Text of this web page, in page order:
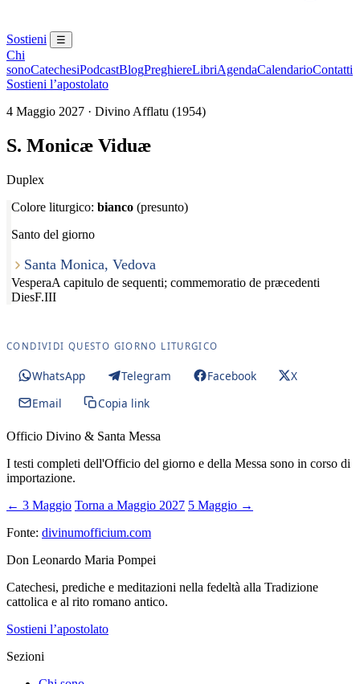
Sostieni ☰
Chi
sonoCatechesiPodcastBlogPreghiereLibriAgendaCalendarioContatti
Sostieni l’apostolato
4 Maggio 2027 · Divino Afflatu (1954)
S. Monicæ Viduæ
Duplex
Colore liturgico: bianco (presunto)
Santo del giorno
Santa Monica, Vedova
VesperaA capitulo de sequenti; commemoratio de præcedenti
DiesF.III
CONDIVIDI QUESTO GIORNO LITURGICO
WhatsApp Telegram Facebook
X
Email
Copia link
Officio Divino & Santa Messa
I testi completi dell'Officio del giorno e della Messa sono in corso di
importazione.
← 3 Maggio Torna a Maggio 2027 5 Maggio →
Fonte: divinumofficium.com
Don Leonardo Maria Pompei
Catechesi, prediche e meditazioni nella fedeltà alla Tradizione
cattolica e al rito romano antico.
Sostieni l’apostolato
Sezioni